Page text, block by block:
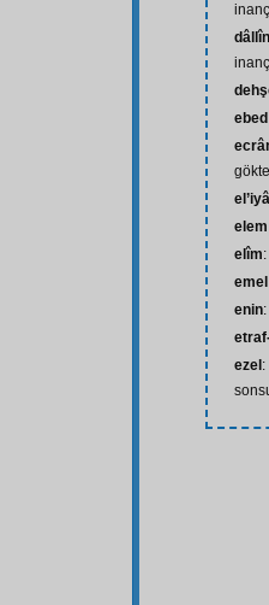
dâllîn
ebed
elem
elîm
emel
enin
ezel